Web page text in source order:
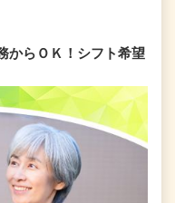
からＯＫ！シフト希望